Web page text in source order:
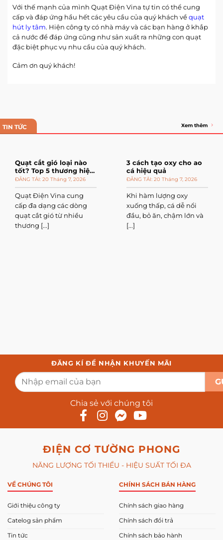
Với thế mạnh của mình Quạt Điện Vina tự tin có thể cung
cấp và đáp ứng hầu hết các yêu cầu của quý khách vềquạt
hút ly tâm. Hiện công ty có nhà máy và các bạn hàng ở khắp
cả nước để đáp ứng cũng như sản xuất ra những con quạt
đặc biệt phục vụ nhu cầu của quý khách.
Cảm ơn quý khách!
TIN TỨC Xem thêm
Quạt cắt gió loại nào
tốt? Top 5 thương hiệu
đáng mua20 Tháng 7, 2026
Quạt Điện Vina cung
cấp đa dạng các dòng
quạt cắt gió từ nhiều
thương [...]
3 cách tạo oxy cho ao
cá hiệu quả
20 Tháng 7, 2026
Khi hàm lượng oxy
xuống thấp, cá dễ nổi
đầu, bỏ ăn, chậm lớn và
[...]
ĐĂNG KÍ ĐỂ NHẬN KHUYẾN MÃI
Chia sẻ với chúng tôi
ĐIỆN CƠ TƯỜNG PHONG
NĂNG LƯỢNG TỐI THIỂU - HIỆU SUẤT TỐI ĐA
VỀ CHÚNG TÔI
Giới thiệu công ty
Catelog sản phẩm
Tin tức
CHÍNH SÁCH BÁN HÀNG
Chính sách giao hàng
Chính sách đổi trả
Chính sách bảo hành